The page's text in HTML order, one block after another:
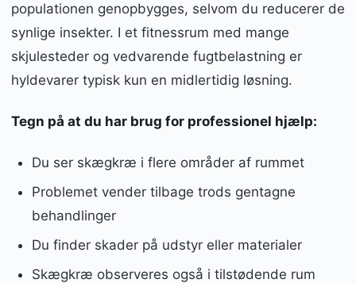
populationen genopbygges, selvom du reducerer de
synlige insekter. I et fitnessrum med mange
skjulesteder og vedvarende fugtbelastning er
hyldevarer typisk kun en midlertidig løsning.
Tegn på at du har brug for professionel hjælp:
Du ser skægkræ i flere områder af rummet
Problemet vender tilbage trods gentagne
behandlinger
Du finder skader på udstyr eller materialer
Skægkræ observeres også i tilstødende rum